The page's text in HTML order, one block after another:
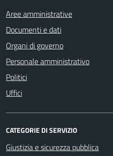
Aree amministrative
Documenti e dati
Organi di governo
Personale amministrativo
Politici
Uffici
CATEGORIE DI SERVIZIO
Giustizia e sicurezza pubblica